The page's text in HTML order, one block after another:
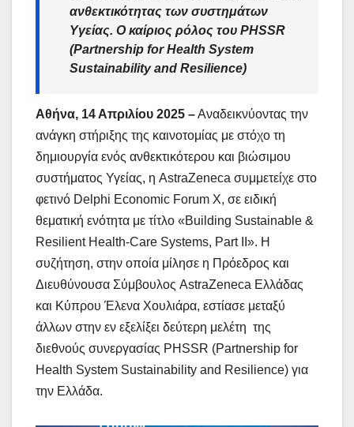
ανθεκτικότητας των συστημάτων
Υγείας. Ο καίριος ρόλος του PHSSR
(Partnership for Health System
Sustainability and Resilience)
Αθήνα, 14 Απριλίου 2025 –Αναδεικνύοντας την
ανάγκη στήριξης της καινοτομίας με στόχο τη
δημιουργία ενός ανθεκτικότερου και βιώσιμου
συστήματος Υγείας, η AstraZeneca συμμετείχε στο
φετινό Delphi Economic Forum Χ, σε ειδική
θεματική ενότητα με τίτλο «Building Sustainable &
Resilient Health-Care Systems, Part II». Η
συζήτηση, στην οποία μίλησε η Πρόεδρος και
Διευθύνουσα Σύμβουλος AstraZeneca Ελλάδας
και Κύπρου Έλενα Χουλιάρα, εστίασε μεταξύ
άλλων στην εν εξελίξει δεύτερη μελέτη της
διεθνούς συνεργασίας PHSSR (Partnership for
Health System Sustainability and Resilience) για
την Ελλάδα.